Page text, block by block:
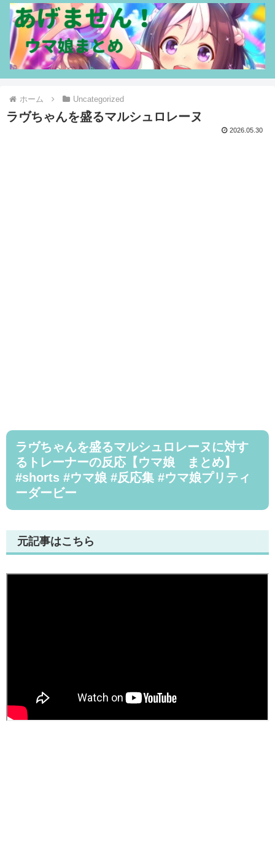
ホーム Uncategorized
ラヴちゃんを盛るマルシュロレーヌ
2026.05.30
ラヴちゃんを盛るマルシュロレーヌに対す
るトレーナーの反応【ウマ娘 まとめ】
#shorts #ウマ娘 #反応集 #ウマ娘プリティ
ーダービー
元記事はこちら